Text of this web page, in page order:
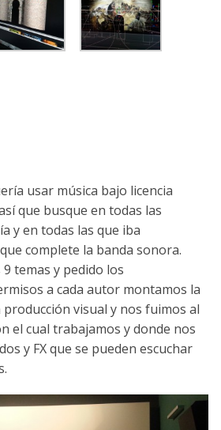
usar música bajo licencia
que busque en todas las
y en todas las que iba
complete la banda sonora.
temas y pedido los
a cada autor montamos la
visual y nos fuimos al
el cual trabajamos y donde nos
y FX que se pueden escuchar